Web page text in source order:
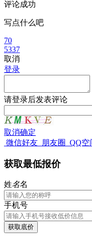
评论成功
写点什么吧
70
5337
取消
登录
请登录后发表评论
取消确定
微信好友 朋友圈 QQ空
获取最低报价
姓名名
手机号
获取底价